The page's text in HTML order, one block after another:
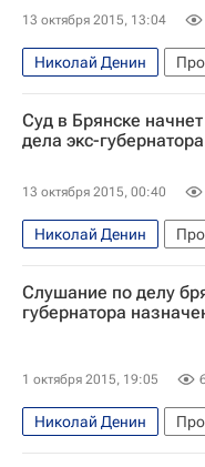
13 октября 2015, 13:04
Николай Денин
Весь мир
Россия
Суд в Брянске
дела экс-
13 октября 2015, 00:40
Николай Денин
Центральный ФО
Весь мир
Европа
Слушание по делу
губернатора
1 октября 2015, 19:05
Николай Денин
Брянская область